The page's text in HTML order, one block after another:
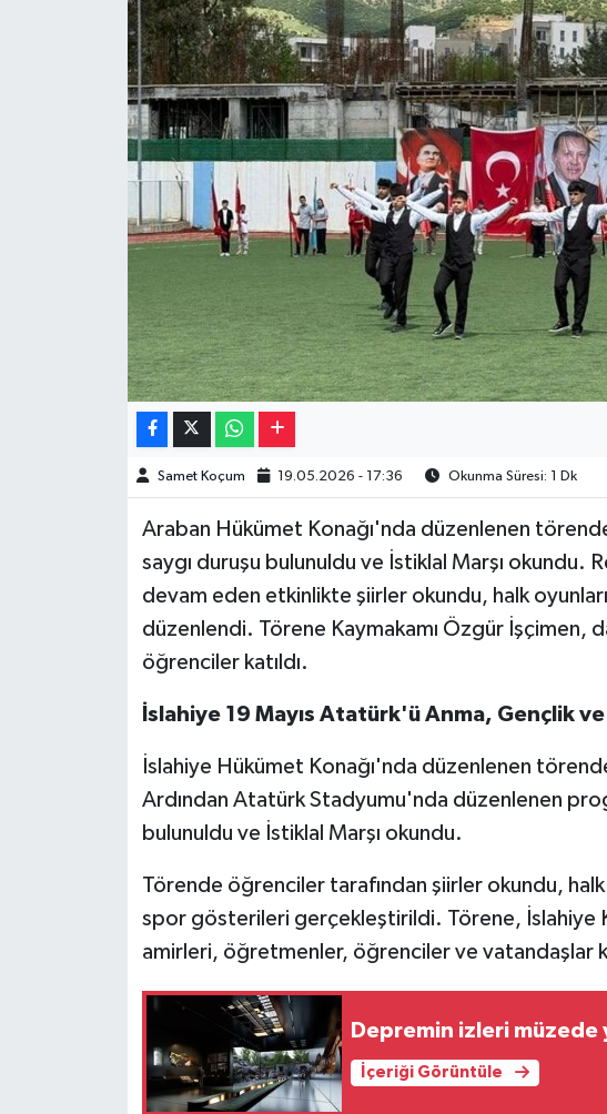
Samet Koçum 19.05.2026 - 17:36 Okunma Süresi: 1 Dk
Araban Hükümet Konağı'nda düzenlenen
saygı duruşu bulunuldu ve İstiklal Marşı okundu.
devam eden etkinlikte şiirler okundu, halk
düzenlendi. Törene Kaymakamı Özgür İşçimen,
öğrenciler katıldı.
İslahiye 19 Mayıs Atatürk'ü Anma, Gençlik
İslahiye Hükümet Konağı'nda düzenlenen
Ardından Atatürk Stadyumu'nda düzenlenen
bulunuldu ve İstiklal Marşı okundu.
Törende öğrenciler tarafından şiirler okundu,
spor gösterileri gerçekleştirildi. Törene, İslahiye
amirleri, öğretmenler, öğrenciler ve vatandaşlar
Depremin izleri müzede
İçeriği Görüntüle
Resmi İlanlar
Siyaset
Yeme-İçme